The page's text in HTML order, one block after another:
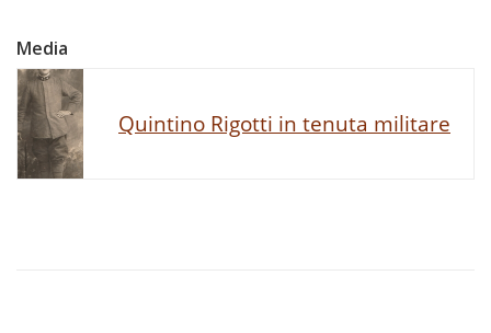
Media
Quintino Rigotti in tenuta militare